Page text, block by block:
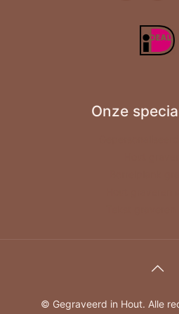
Onze
© Gegraveerd in Hout. Alle